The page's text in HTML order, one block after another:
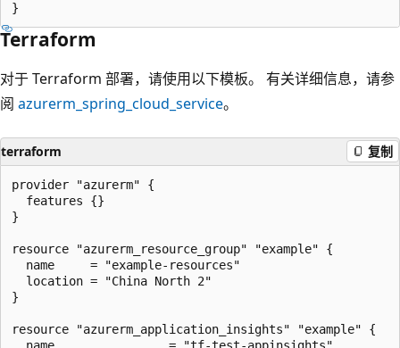
Terraform
对于 Terraform 部署，请使用以下模板。 有关详细信息，请参
阅 azurerm_spring_cloud_service。
terraform 复制
provider "azurerm" {
  features {}
}
resource "azurerm_resource_group" "example" {
  name     = "example-resources"
  location = "China North 2"
}
resource "azurerm_application_insights" "example" {
  name                = "tf-test-appinsights"